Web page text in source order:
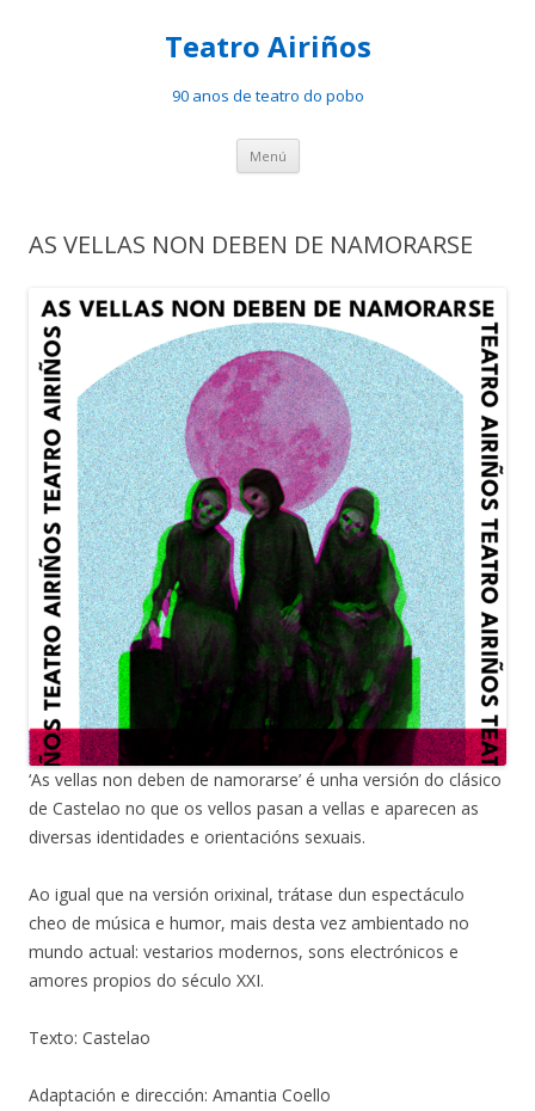
Teatro Airiños
90 anos de teatro do pobo
Menú Saltar
contido
AS VELLAS NON DEBEN DE NAMORARSE
‘As vellas non deben de namorarse’ é unha versión do clásico
de Castelao no que os vellos pasan a vellas e aparecen as
diversas identidades e orientacións sexuais.
Ao igual que na versión orixinal, trátase dun espectáculo
cheo de música e humor, mais desta vez ambientado no
mundo actual: vestarios modernos, sons electrónicos e
amores propios do século XXI.
Texto: Castelao
Adaptación e dirección: Amantia Coello